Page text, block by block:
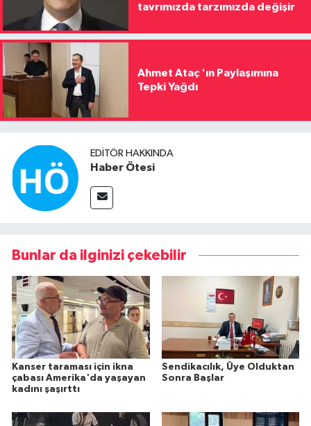
tavrımızda tarzımızda değişir
Ahmet Ataç 'ın Paylaşımına
Tepki Yağdı
EDITÖR HAKKINDA
Haber Ötesi
Bunlar da ilginizi çekebilir
Kanser taraması için ikna
çabası Amerika'da yaşayan
kadını şaşırttı
Sendikacılık, Üye Olduktan
Sonra Başlar